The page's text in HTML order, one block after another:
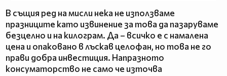
В същия ред на мисли нека не използваме
празниците като извинение за това да пазаруваме
безцелно и на килограм. Да – всичко е с намалена
цена и опаковано в лъскав целофан, но това не го
прави добра инвестиция. Напразното
консуматорство не само че източва